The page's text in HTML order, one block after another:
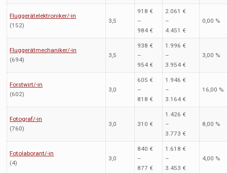
Fluggerätelektroniker/-in
(152)
3,5
918 €
–
984 €
2.061 €
–
4.451 €
0,00 %
Fluggerätmechaniker/-in
(694)
3,5
938 €
–
954 €
1.996 €
–
3.954 €
3,00 %
Forstwirt/-in
(602)
3,0
605 €
–
818 €
1.946 €
–
3.164 €
16,00 %
Fotograf/-in
(760)
3,0 310 €
1.426 €
–
3.773 €
8,00 %
Fotolaborant/-in
(4)
3,0
840 €
–
877 €
1.618 €
–
3.453 €
4,00 %